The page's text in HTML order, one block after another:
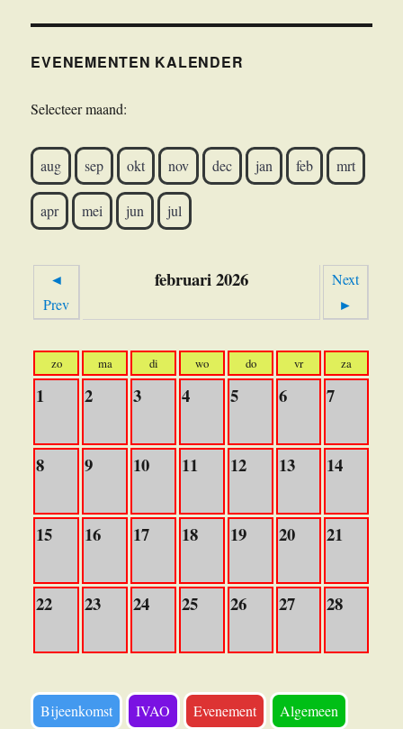
EVENEMENTEN KALENDER
Selecteer maand:
aug sep okt nov dec jan feb mrt
apr mei jun jul
◄
Prev
februari 2026
Next
►
zo ma di wo do vr za
1 2 3 4 5 6 7
8 9 10 11 12 13 14
15 16 17 18 19 20 21
22 23 24 25 26 27 28
Bijeenkomst IVAO Evenement Algemeen